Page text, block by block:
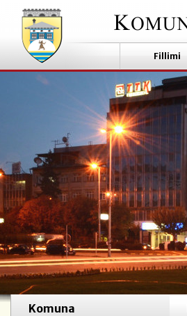
Fillimi
Komuna